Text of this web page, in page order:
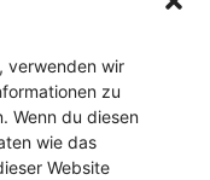
verwenden wir
zu
Wenn du diesen
wie das
Website